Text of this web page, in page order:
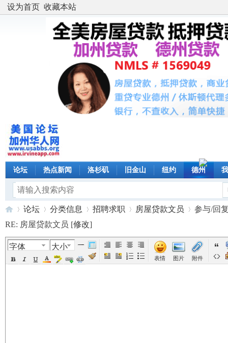
设为首页 收藏本站
论坛 热点新闻 洛杉矶 旧金山 纽约 德州
美›
论坛
›
分类信息 招聘求职
›
房屋贷款文员
›
参与/回
RE: 房屋贷款文员 [修改]
字体 大小
表情 图片 附件